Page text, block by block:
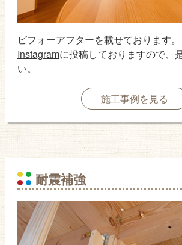
ビフォーアフターを載せております
Instagramに投稿しておりますので、
い。
施工事例を見る
耐震補強